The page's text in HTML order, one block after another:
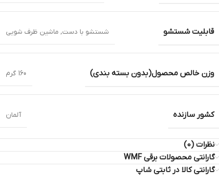
قابلیت شستشو شستشو با دست, ماشین ظرف شویی
وزن خالص محصول(بدون بسته بندی) 160 گرم
کشور سازنده آلمان
نظرات (0)
گارانتی محصولات برقی WMF
گارانتی کالا در ثابتی شاپ